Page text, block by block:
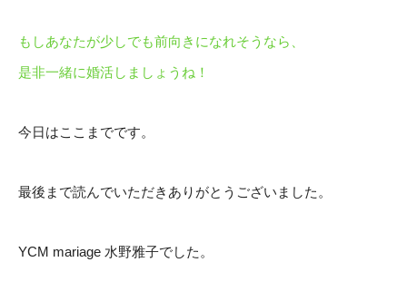
もしあなたが少しでも前向きになれそうなら、
是非一緒に婚活しましょうね！
今日はここまでです。
最後まで読んでいただきありがとうございました。
YCM mariage 水野雅子でした。